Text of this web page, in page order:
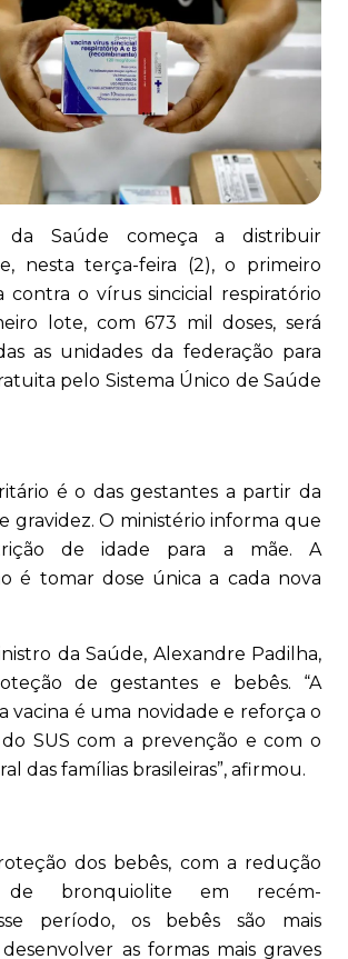
da Saúde começa a distribuir
nesta terça-feira (2), o primeiro
contra o vírus sincicial respiratório
lote, com 673 mil doses, será
as unidades da federação para
pelo Sistema Único de Saúde
é o das gestantes a partir da
gravidez. O ministério informa que
de idade para a mãe. A
é tomar dose única a cada nova
da Saúde, Alexandre Padilha,
de gestantes e bebês. “A
vacina é uma novidade e reforça o
SUS com a prevenção e com o
das famílias brasileiras”, afirmou.
dos bebês, com a redução
bronquiolite em recém-
período, os bebês são mais
as formas mais graves